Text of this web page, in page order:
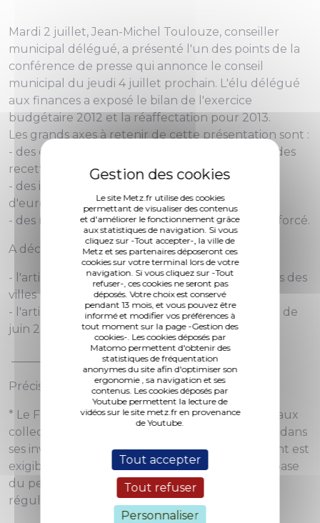
Le site Metz.fr utilise des cookies
permettant de visualiser des contenus
et d'améliorer le fonctionnement grâce
aux statistiques de navigation. Si vous
cliquez sur -Tout accepter-, la ville de
Metz et ses partenaires déposeront ces
cookies sur votre terminal lors de votre
navigation. Si vous cliquez sur -Tout
refuser-, ces cookies ne seront pas
déposés. Votre choix est conservé
pendant 13 mois, et vous pouvez être
informé et modifier vos préférences à
tout moment sur la page -Gestion des
cookies-. Les cookies déposés par
Matomo permettent d'obtenir des
statistiques de fréquentation
anonymes du site afin d'optimiser son
ergonomie , sa navigation et ses
contenus. Les cookies déposés par
Youtube permettent la lecture de
vidéos sur le site metz.fr en provenance
de Youtube.
Tout accepter
Tout refuser
Personnaliser
Mardi 2 juillet, Jean-Michel Toulouze, conseiller
municipal délégué, a présenté l'un des points de la
conférence de presse qui annonce le conseil
municipal du jeudi 4 juillet prochain. L'élu délégué
aux finances a exposé le bilan de l'exercice
budgétaire 2012 et la réaffectation pour 2013.
Les grands axes à retenir de cette présentation sont :
- des efforts d’organisation et une optimisation des
recettes ;
- des investissements importants (268 millions
d'euros investis en 6 ans) ;
- des ratios financiers sains et un patrimoine renforcé.
A découvrir aussi :
- l'article du magazine "Le Point" sur le palmarès des
villes les mieux gérées de France
- l'article de "
MetzMag" sur les finances (édition de
juin 2013 en page 28).
___________________
Précision légende photo
* Le Fonds de Compensation de la TVA permet aux
collectivités de récupérer la TVA versée à l'Etat dans
ses investissements. La Taxe locale d'Equipement est
exigible sur la construction immobilière, sur la base
du permis de construire ou lors de leur
régularisation.